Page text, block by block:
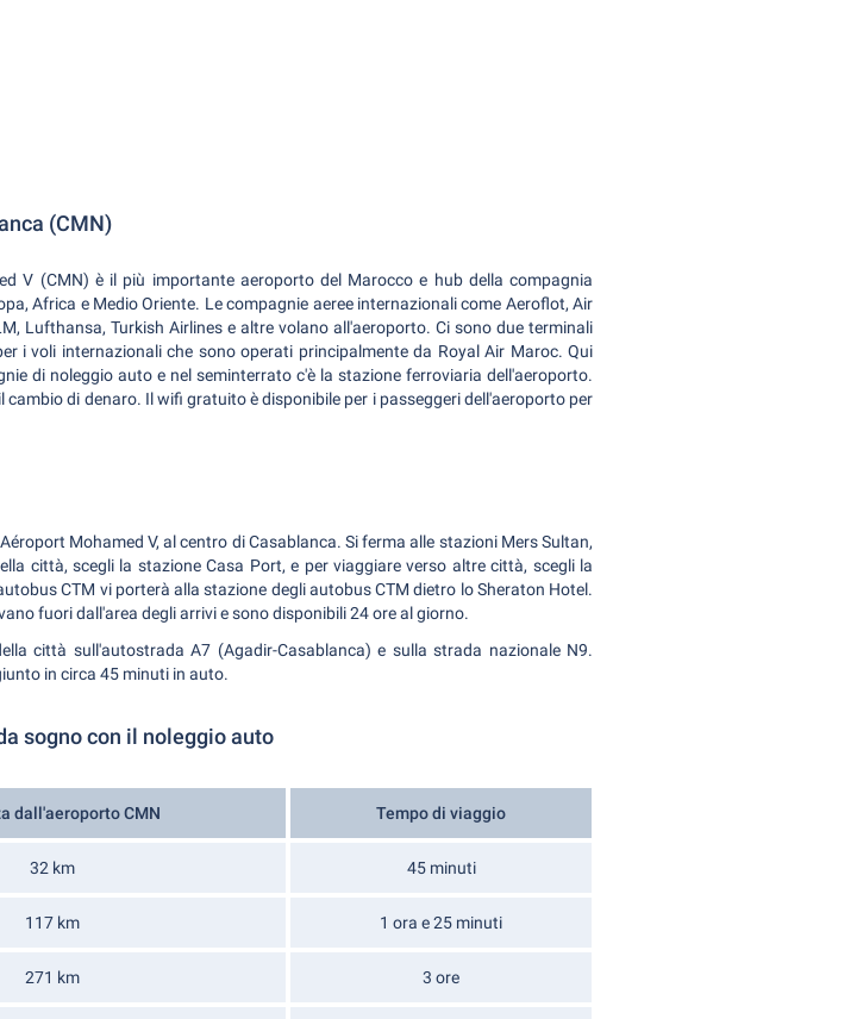
(CMN)
V (CMN) è il più importante aeroporto del Marocco e hub della compagnia
Africa e Medio Oriente. Le compagnie aeree internazionali come Aeroflot, Air
Lufthansa, Turkish Airlines e altre volano all'aeroporto. Ci sono due terminali
i voli internazionali che sono operati principalmente da Royal Air Maroc. Qui
di noleggio auto e nel seminterrato c'è la stazione ferroviaria dell'aeroporto.
di denaro. Il wifi gratuito è disponibile per i passeggeri dell'aeroporto per
Mohamed V, al centro di Casablanca. Si ferma alle stazioni Mers Sultan,
città, scegli la stazione Casa Port, e per viaggiare verso altre città, scegli la
CTM vi porterà alla stazione degli autobus CTM dietro lo Sheraton Hotel.
fuori dall'area degli arrivi e sono disponibili 24 ore al giorno.
città sull'autostrada A7 (Agadir-Casablanca) e sulla strada nazionale N9.
in circa 45 minuti in auto.
sogno con il noleggio auto
dall'aeroporto CMN Tempo di viaggio
32 km 45 minuti
117 km 1 ora e 25 minuti
271 km 3 ore